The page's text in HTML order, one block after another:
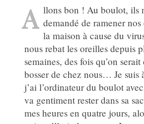
A llons bon ! Au boulot, ils
demandé de ramener
la maison à cause du
nous rebat les oreilles depuis
semaines, des fois qu’on
bosser de chez nous… Je suis
j’ai l’ordinateur du boulot
va gentiment rester dans sa
mes heures en quatre jours,